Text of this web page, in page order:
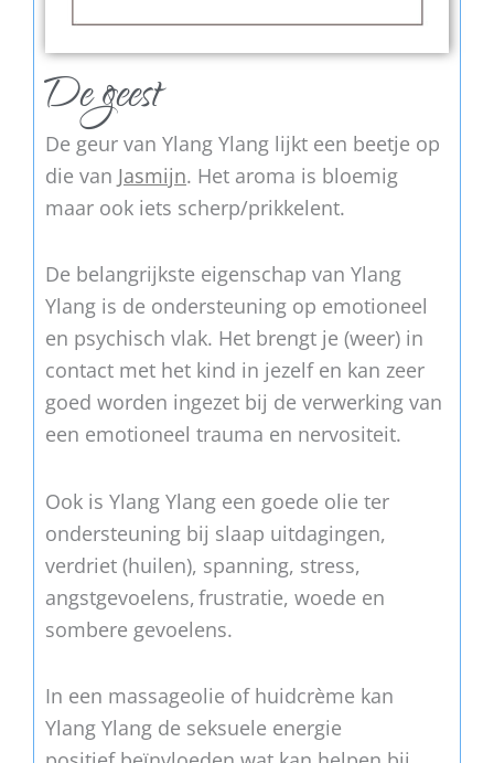
De geest
De geur van Ylang Ylang lijkt een beetje op
die van Jasmijn. Het aroma is bloemig
maar ook iets scherp/prikkelent.
De belangrijkste eigenschap van Ylang
Ylang is de ondersteuning op emotioneel
en psychisch vlak. Het brengt je (weer) in
contact met het kind in jezelf en kan zeer
goed worden ingezet bij de verwerking van
een emotioneel trauma en nervositeit.
Ook is Ylang Ylang een goede olie ter
ondersteuning bij slaap uitdagingen,
verdriet (huilen), spanning, stress,
angstgevoelens,frustratie, woede en
sombere gevoelens.
In een massageolie of huidcrème kan
Ylang Ylang de seksuele energie